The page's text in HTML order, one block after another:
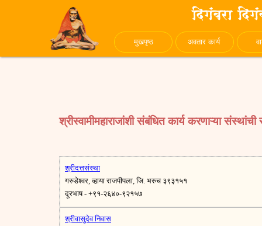
श्रीदत्तसंस्था
गरुडेश्वर, व्हाया राजपीपला, जि. भरुच ३९३१५१
दूरभाष - +९१-२६४०-९२१५७
श्रीवासुदेव निवास
श्रीस्वामीमहाराजांशी संबंधित कार्य करणाऱ्या संस्थांची
मुखपृष्ठ अवतार कार्य